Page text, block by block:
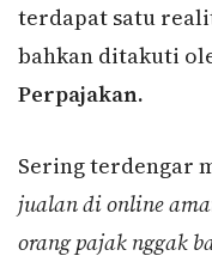
terdapat satu
bahkan ditakuti
Perpajakan.
Sering terdengar
jualan di online
orang pajak nggak